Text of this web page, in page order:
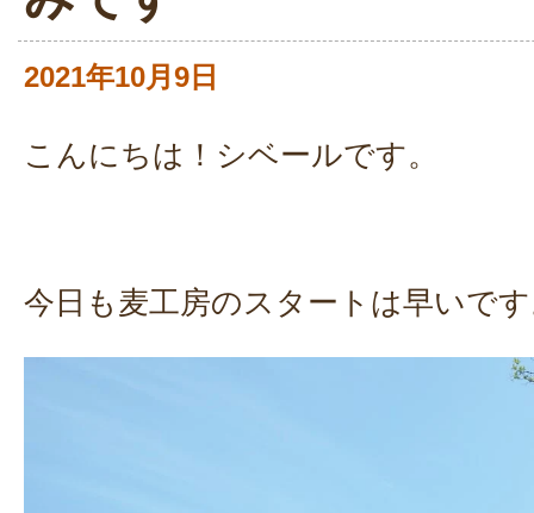
2021年10月9日
こんにちは！シベールです。
今日も麦工房のスタートは早いで